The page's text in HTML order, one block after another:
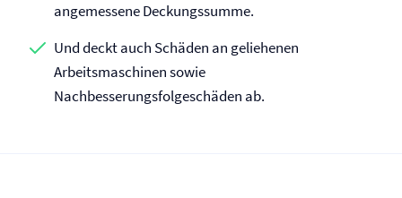
angemessene Deckungssumme.
Und deckt auch Schäden an geliehenen
Arbeitsmaschinen sowie
Nachbesserungsfolgeschäden ab.